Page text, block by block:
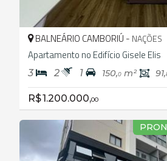
BALNEÁRIO CAMBORIÚ - NAÇÕES
Apartamento no Edifício Gisele Elis
3 2 1 150,0 m² 91,
R$ 1.200.000,00